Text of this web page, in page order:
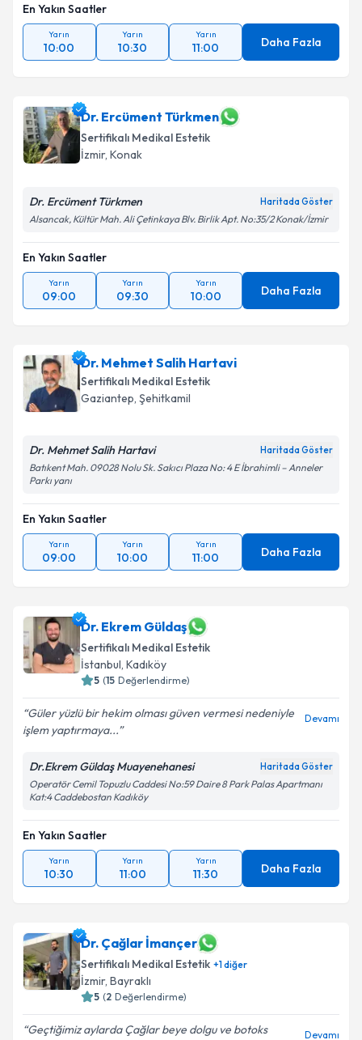
En Yakın Saatler
Yarın
10:00
Yarın
10:30
Yarın
11:00 Daha Fazla
Dr. Ercüment Türkmen
Sertifikalı Medikal Estetik
İzmir, Konak
Dr. Ercüment Türkmen Haritada Göster
Alsancak, Kültür Mah. Ali Çetinkaya Blv. Birlik Apt. No:35/2 Konak/İzmir
En Yakın Saatler
Yarın
09:00
Yarın
09:30
Yarın
10:00 Daha Fazla
Dr. Mehmet Salih Hartavi
Sertifikalı Medikal Estetik
Gaziantep, Şehitkamil
Dr. Mehmet Salih Hartavi Haritada Göster
Batıkent Mah. 09028 Nolu Sk. Sakıcı Plaza No: 4 E İbrahimli – Anneler
Parkı yanı
En Yakın Saatler
Yarın
09:00
Yarın
10:00
Yarın
11:00 Daha Fazla
Dr. Ekrem Güldaş
Sertifikalı Medikal Estetik
İstanbul, Kadıköy
5 (15 Değerlendirme)
Güler yüzlü bir hekim olması güven vermesi nedeniyle
işlem yaptırmaya...
Devamı
Dr.Ekrem Güldaş Muayenehanesi Haritada Göster
Operatör Cemil Topuzlu Caddesi No:59 Daire 8 Park Palas Apartmanı
Kat:4 Caddebostan Kadıköy
En Yakın Saatler
Yarın
10:30
Yarın
11:00
Yarın
11:30 Daha Fazla
Dr. Çağlar İmançer
Sertifikalı Medikal Estetik +1diğer
İzmir, Bayraklı
5 (2 Değerlendirme)
Geçtiğimiz aylarda Çağlar beye dolgu ve botoks
Devamı